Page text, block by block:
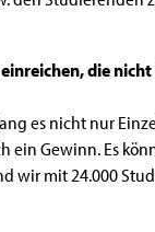
die
es nicht nur
ein Gewinn. Es
wir mit 24.000